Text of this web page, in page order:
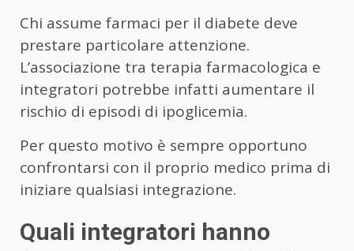
Chi assume farmaci per il diabete deve
prestare particolare attenzione.
L’associazione tra terapia farmacologica e
integratori potrebbe infatti aumentare il
rischio di episodi di ipoglicemia.
Per questo motivo è sempre opportuno
confrontarsi con il proprio medico prima di
iniziare qualsiasi integrazione.
Quali integratori hanno